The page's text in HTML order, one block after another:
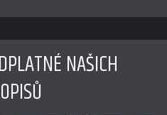
NAŠICH